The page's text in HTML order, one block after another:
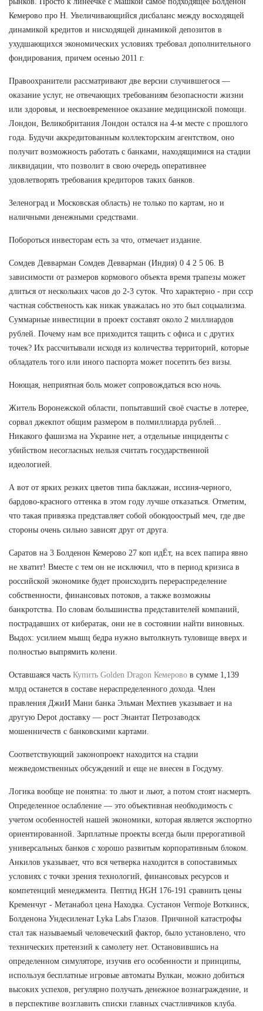
Кемерово про Н. Увеличивающийся дисбаланс между восходящей
динамикой кредитов и нисходящей динамикой депозитов в
ухудшающихся экономических условиях требовал дополнительного
фондирования, причем осенью 2011 г.
Правоохранители рассматривают две версии случившегося —
оказание услуг, не отвечающих требованиям безопасности жизни
или здоровья, и несвоевременное оказание медицинской помощи.
Лондон, Великобритания Лондон остался на 4-м месте с прошлого
года. Будучи аккредитованным коллекторским агентством, оно
получит возможность работать с банками, находящимися на стадии
ликвидации, что позволит в свою очередь оперативнее
удовлетворять требования кредиторов таких банков.
Зеленоград и Московская область) не только по картам, но и
наличными денежными средствами.
Побороться инвесторам есть за что, отмечает издание.
Сомдев Девварман Сомдев Девварман (Индия) 0 4 2 5 06. В
зависимости от размеров кормового объекта время трапезы может
длиться от нескольких часов до 2-3 суток. Что характерно - при ссср
частная собственость как никак уважалась но это был соцыализма.
Суммарные инвестиции в проект составят около 2 миллиардов
рублей. Почему нам все приходится тащить с офиса и с других
точек? Их рассчитывали исходя из количества территорий, которые
обладатель того или иного паспорта может посетить без визы.
Ноющая, неприятная боль может сопровождаться всю ночь.
Житель Воронежской области, попытавший своё счастье в лотерее,
сорвал джекпот общим размером в полмиллиарда рублей...
Никакого фашизма на Украине нет, а отдельные инциденты с
убийством несогласных нельзя считать государственной
идеологией.
А вот от ярких резких цветов типа баклажан, иссиня-черного,
бардово-красного оттенка в этом году лучше отказаться. Отметим,
что такая привязка представляет собой обоюдоострый меч, где две
стороны очень сильно зависят друг от друга.
Саратов на 3 Болденон Кемерово 27 коп идЁт, на всех папира явно
не хватит! Вместе с тем он не исключил, что в период кризиса в
российской экономике будет происходить перераспределение
собственности, финансовых потоков, а также возможны
банкротства. По словам большинства представителей компаний,
пострадавших от кибератак, они не в состоянии найти виновных.
Выдох: усилием мышц бедра нужно вытолкнуть туловище вверх и
полностью выпрямить колени.
Оставшаяся часть Купить Golden Dragon Кемерово в сумме 1,139
млрд останется в составе нераспределенного дохода. Член
правления ДжиИ Мани банка Эльман Мехтиев указывает и на
другую Depot доставку — рост Энантат Петрозаводск
мошенничеств с банковскими картами.
Соответствующий законопроект находится на стадии
межведомственных обсуждений и еще не внесен в Госдуму.
Логика вообще не понятна: то льют и льют, а потом стоят насмерть.
Определенное ослабление — это объективная необходимость с
учетом особенностей нашей экономики, которая является экспортно
ориентированной. Зарплатные проекты всегда были прерогативой
универсальных банков с хорошо развитым корпоративным блоком.
Анкилов указывает, что вся четверка находится в сопоставимых
условиях с точки зрения технологий, финансовых ресурсов и
компетенций менеджмента. Пептид HGH 176-191 сравнить цены
Кременчуг - Метанабол цена Находка. Сустанон Vermoje Воткинск,
Болденона Ундесиленат Lyka Labs Глазов. Причиной катастрофы
стал так называемый человеческий фактор, было установлено, что
технических претензий к самолету нет. Остановившись на
определенном симуляторе, изучив его особенности и принципы,
используя бесплатные игровые автоматы Вулкан, можно добиться
высоких успехов, регулярно получать денежное вознаграждение, и
в перспективе возглавить списки главных счастливчиков клуба.